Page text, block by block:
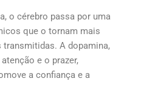
o cérebro passa por uma
que o tornam mais
transmitidas. A dopamina,
e o prazer,
a confiança e a